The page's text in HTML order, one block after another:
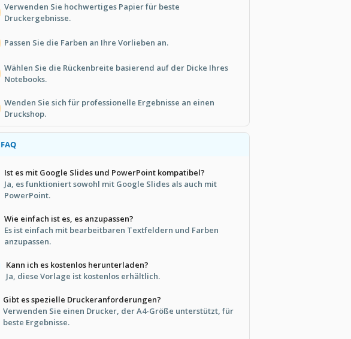
Verwenden Sie hochwertiges Papier für beste
Druckergebnisse.
Passen Sie die Farben an Ihre Vorlieben an.
Wählen Sie die Rückenbreite basierend auf der Dicke Ihres
Notebooks.
Wenden Sie sich für professionelle Ergebnisse an einen
Druckshop.
FAQ
Ist es mit Google Slides und PowerPoint kompatibel?
Ja, es funktioniert sowohl mit Google Slides als auch mit
PowerPoint.
Wie einfach ist es, es anzupassen?
Es ist einfach mit bearbeitbaren Textfeldern und Farben
anzupassen.
Kann ich es kostenlos herunterladen?
Ja, diese Vorlage ist kostenlos erhältlich.
Gibt es spezielle Druckeranforderungen?
Verwenden Sie einen Drucker, der A4-Größe unterstützt, für
beste Ergebnisse.